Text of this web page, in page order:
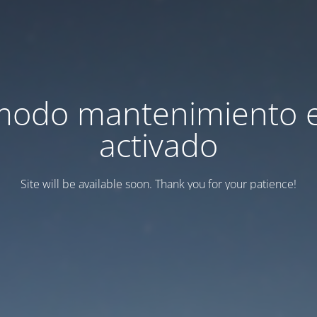
mantenimiento
activado
Site will be available soon. Thank you for your patience!